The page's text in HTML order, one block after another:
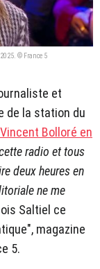
© France 5
et
de la station du
Bolloré en
radio et tous
deux heures en
ne me
Saltiel ce
magazine
5.